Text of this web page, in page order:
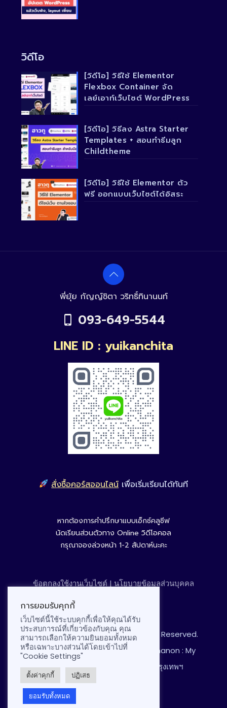
วิดีโอ
[วิดีโอ] วิธีใช้ Elementor
Flexbox Container จัด
เลย์เอาท์เว็บไซต์ WordPress
[วิดีโอ] วิธีลง Astra Starter
Templates + สอนทำธีมลูก
Childtheme
[วิดีโอ] วิธีใช้ Elementor ตัว
ฟรี ออกแบบเว็บไซต์ได้อิสระ
พี่ยุ้ย กัญญ์ชิตา วริทธิ์ทินานนท์
093-649-5544
LINE ID : yuikanchita
สั่งซื้อคอร์สออนไลน์ เพื่อเริ่มเรียนได้ทันที
หากต้องการคำปรึกษาแบบเอ็กซ์คลูซีฟ
นัดเรียนส่วนตัวทาง Online วิดีโอคอล
กรุณาจองล่วงหน้า 1-2 สัปดาห์นะคะ
ข้อตกลงใช้งานเว็บไซต์|นโยบายข้อมูลส่วนบุคคล
© 2026 Webmonster Lab. All Rights Reserved.
Created with❤︎ Kanchita Varitthinanon : My
Work Studio at แอมพาร์ค จุฬา, กรุงเทพฯ
การยอมรับคุกกี้
เว็บไซต์นี้ใช้ระบบคุกกี้เพื่อให้คุณได้รับ
ประสบการณ์ที่เกี่ยวข้องกับคุณ คุณ
สามารถเลือกให้ความยินยอมทั้งหมด
หรือเฉพาะบางส่วนได้โดยเข้าไปที่
"Cookie Settings"
ตั้งค่าคุกกี้ ปฏิเสธ
ยอมรับทั้งหมด